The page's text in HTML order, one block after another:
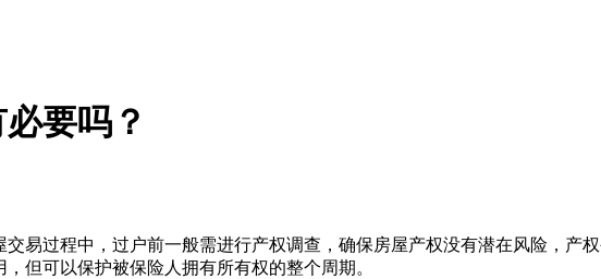
要吗？
易过程中，过户前一般需进行产权调查，确保房屋产权没有潜在风险，产
但可以保护被保险人拥有所有权的整个周期。